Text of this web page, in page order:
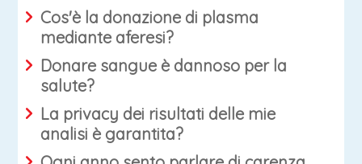
Cos'è la donazione di plasma
mediante aferesi?
Donare sangue è dannoso per la
salute?
La privacy dei risultati delle mie
analisi è garantita?